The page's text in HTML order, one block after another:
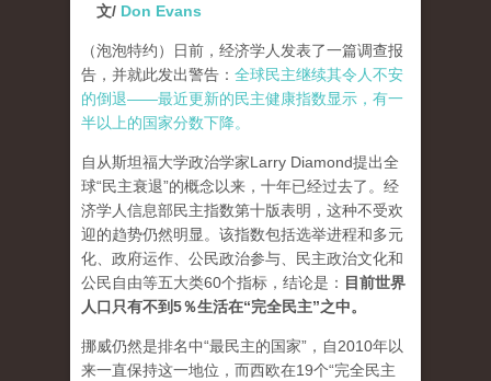
文/ Don Evans
（泡泡特约）
日前，经济学人发表了一篇调查报
告，并就此发出警告： 全球民主继续其令人不安
的倒退——最近更新的民主健康指数显示，有一
半以上的国家分数下降。
自从斯坦福大学政治学家Larry Diamond提出全
球“民主衰退”的概念以来，十年已经过去了。经
济学人信息部民主指数第十版表明，这种不受欢
迎的趋势仍然明显。该指数包括选举进程和多元
化、政府运作、公民政治参与、民主政治文化和
公民自由等五大类60个指标，结论是： 目前世界
人口只有不到5％生活在“完全民主”之中。
挪威仍然是排名中“最民主的国家”，自2010年以
来一直保持这一地位，而西欧在19个“完全民主